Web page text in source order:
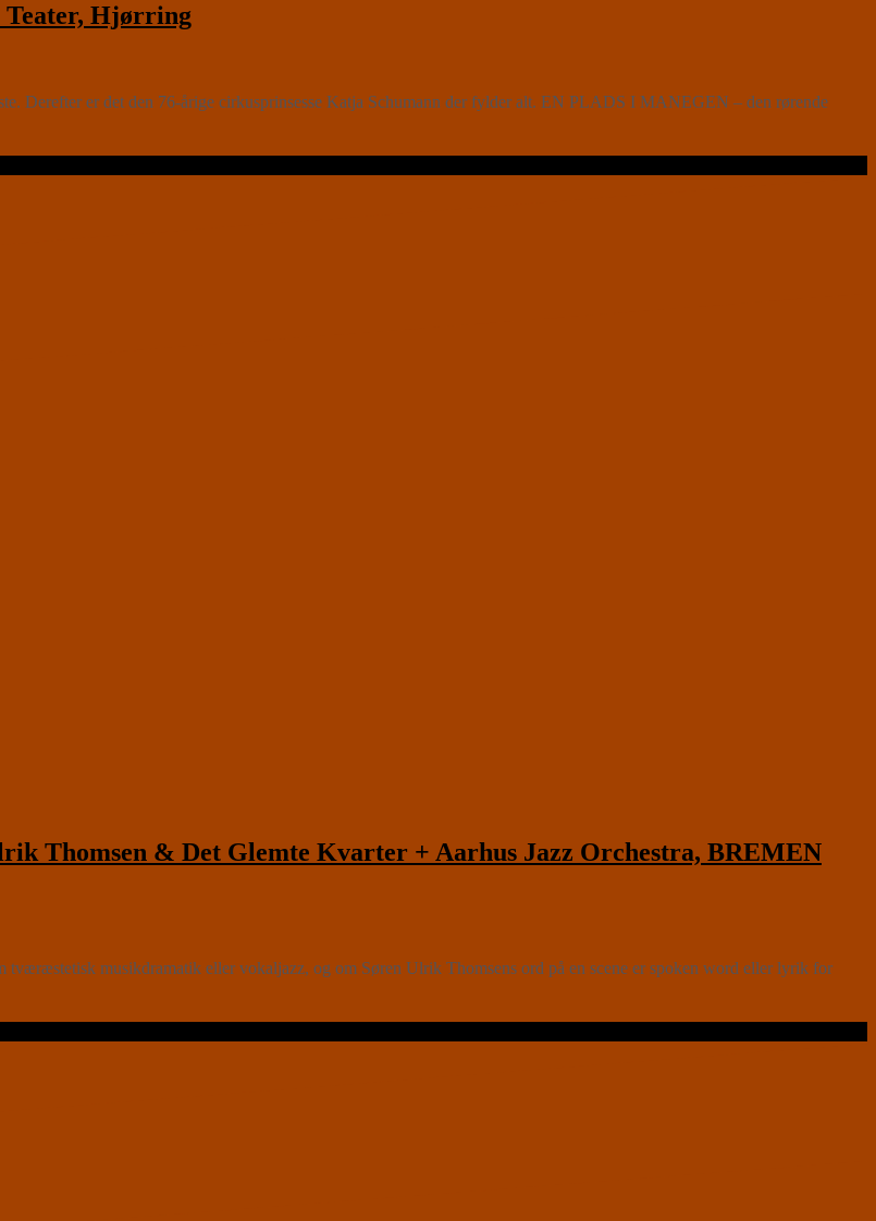
Teater, Hjørring
Derefter er det den 76-årige cirkusprinsesse Katja Schumann der fylder alt. EN PLADS I MANEGEN – den rørende
Thomsen & Det Glemte Kvarter + Aarhus Jazz Orchestra, BREMEN
musikdramatik eller vokaljazz, og om Søren Ulrik Thomsens ord på en scene er spoken word eller lyrik for